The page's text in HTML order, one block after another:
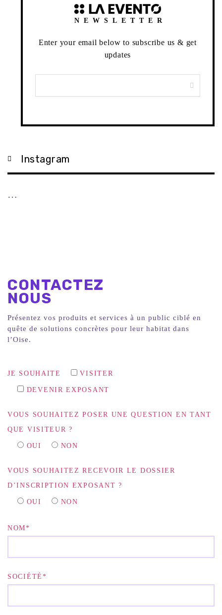
NEWSLETTER
Enter your email below to subscribe us & get
updates
Instagram
…
CONTACTEZ
NOUS
Présentez vos produits et services à un public ciblé en
quête de solutions concrètes pour leur habitat dans
l’Oise.
JE SOUHAITE VISITER
DEVENIR EXPOSANT
VOUS SOUHAITEZ POSER UNE QUESTION EN TANT
QUE VISITEUR ?
OUI NON
VOUS SOUHAITEZ RECEVOIR LE DOSSIER
D’INSCRIPTION EXPOSANT ?
OUI NON
NOM*
SOCIÉTÉ*